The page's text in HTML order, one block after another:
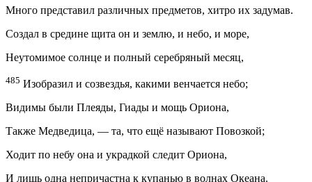
Много представил различных предметов, хитро их задумав.
Создал в средине щита он и землю, и небо, и море,
Неутомимое солнце и полный серебряный месяц,
485 Изобразил и созвездья, какими венчается небо;
Видимы были Плеяды, Гиады и мощь Ориона,
Также Медведица, — та, что ещё называют Повозкой;
Ходит по небу она и украдкой следит Ориона,
И лишь одна непричастна к купанью в волнах Океана.